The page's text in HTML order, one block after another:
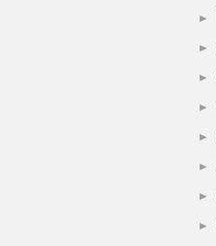
►
►
►
►
►
►
►
►